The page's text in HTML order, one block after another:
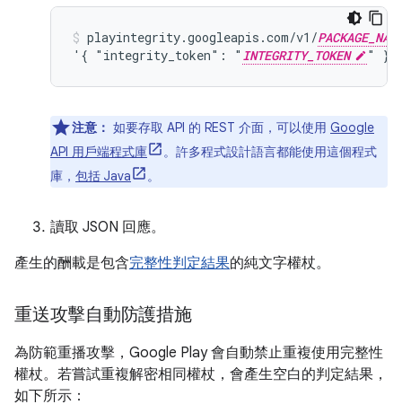
playintegrity.googleapis.com/v1/
'{ "integrity_token": " INTEGRITY_TOKEN " }'
注意： 如要存取 API 的 REST 介面，可以使用 Google
API 用戶端程式庫
。許多程式設計語言都能使用這個程式
庫， 包括 Java 。
讀取 JSON 回應。
產生的酬載是包含完整性判定結果的純文字權杖。
重送攻擊自動防護措施
為防範重播攻擊，Google Play 會自動禁止重複使用完整性
權杖。若嘗試重複解密相同權杖，會產生空白的判定結果，
如下所示：